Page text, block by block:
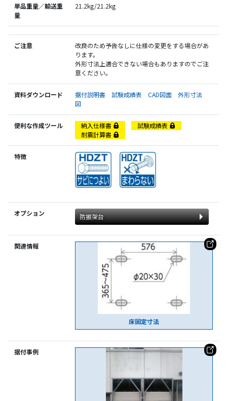
単品重量／輸送重
量
21.2kg/21.2kg
ご注意
改良のため予告なしに仕様の変更をする場合があ
ります。
外形寸法上適合できない場合もありますのでご注
意ください。
資料ダウンロード 据付説明書 試験成績表 CAD図面 外形寸法
図
便利な作成ツール 納入仕様書
試験成績表
耐震計算書
特徴
オプション 防振架台
関連情報
床固定寸法
据付事例